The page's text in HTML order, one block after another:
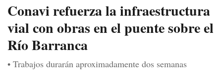
Conavi refuerza la infraestructura
vial con obras en el puente sobre el
Río Barranca
• Trabajos durarán aproximadamente dos semanas